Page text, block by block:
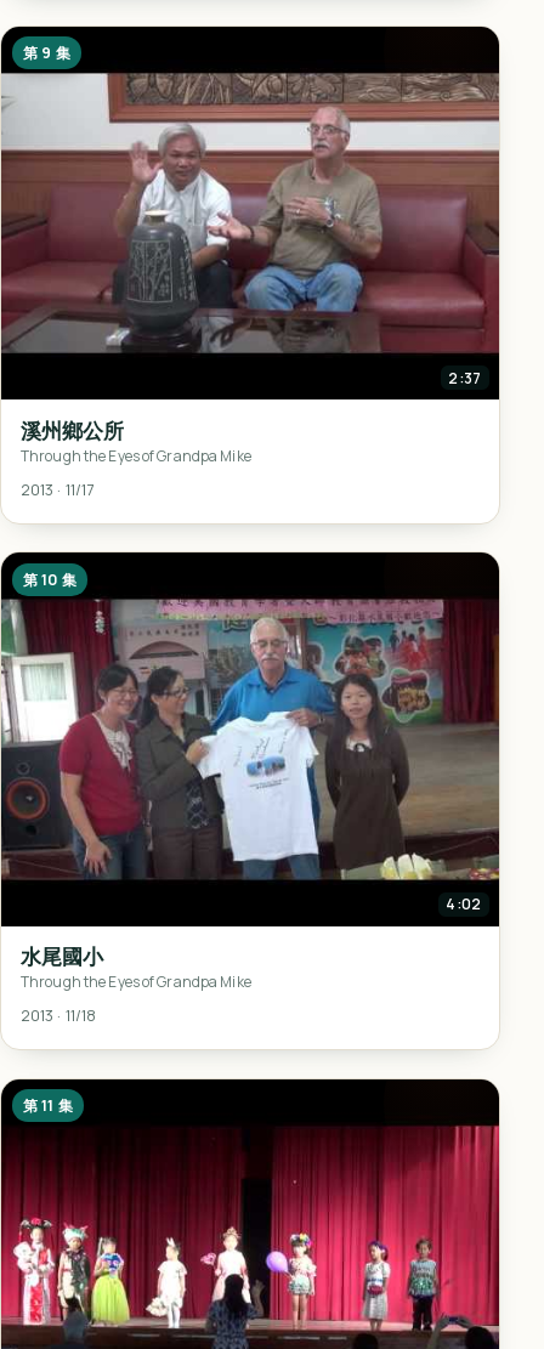
第 9 集
2:37
溪州鄉公所
Through the Eyes of Grandpa Mike
2013 · 11/17
第 10 集
4:02
水尾國小
Through the Eyes of Grandpa Mike
2013 · 11/18
第 11 集